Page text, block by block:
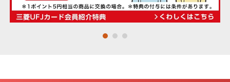
Mastercard®
・個人関連情報の第三者提供
ンをタップ、または二次元コードを読み込んだ場
費用の精算に利用するため、URL末尾に付与したパ